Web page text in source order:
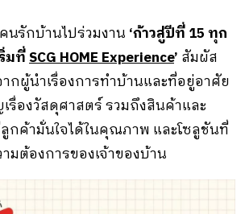
นรักบ้านไปร่วมงาน ‘ก้าวสู่ปีที่ 15 ทุก
มที่SCG HOME Experience’ สัมผัส
ผู้นำเรื่องการทำบ้านและที่อยู่อาศัย
รื่องวัสดุศาสตร์ รวมถึงสินค้าและ
กค้ามั่นใจได้ในคุณภาพ และโซลูชันที่
มต้องการของเจ้าของบ้าน